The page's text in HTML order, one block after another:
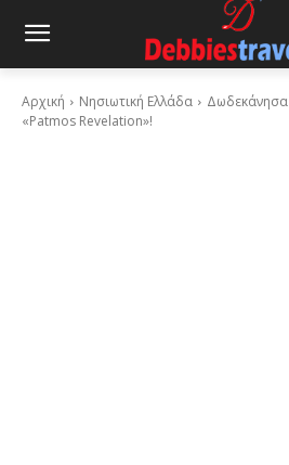
Αρχική Νησιωτική Ελλάδα Δωδεκάνησα
«Patmos Revelation»!